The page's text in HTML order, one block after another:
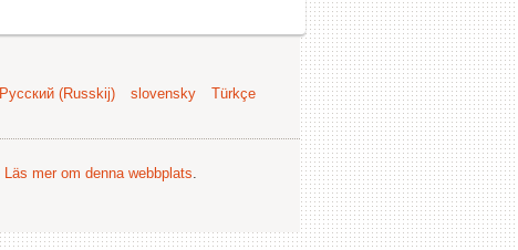
Русский (Russkij) slovensky
Türkçe
Läs mer om denna webbplats.